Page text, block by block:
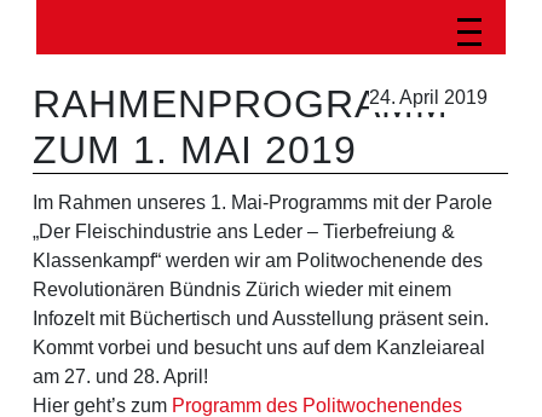
24. April 2019
RAHMENPROGRAMM
ZUM 1. MAI 2019
Im Rahmen unseres 1. Mai-Programms mit der Parole
„Der Fleischindustrie ans Leder – Tierbefreiung &
Klassenkampf“ werden wir am Politwochenende des
Revolutionären Bündnis Zürich wieder mit einem
Infozelt mit Büchertisch und Ausstellung präsent sein.
Kommt vorbei und besucht uns auf dem Kanzleiareal
am 27. und 28. April!
Hier geht’s zum Programm des Politwochenendes